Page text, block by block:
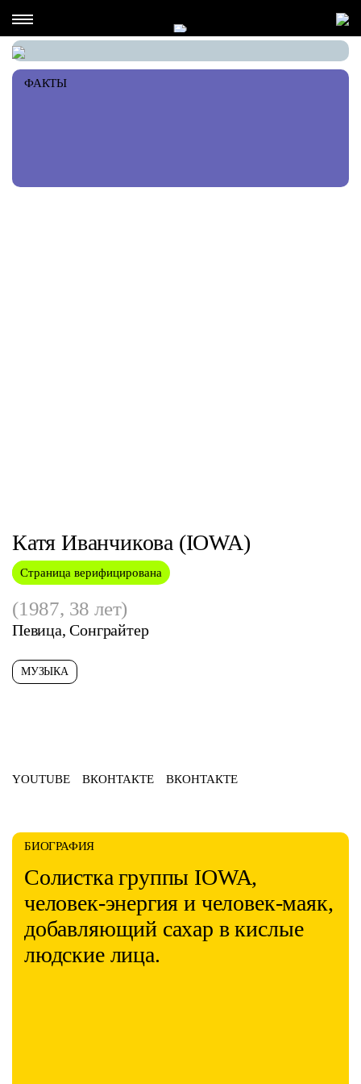
ФАКТЫ
Катя Иванчикова (IOWA)
@
Страница верифицирована
(1987, 38 лет)
Певица, Сонграйтер
МУЗЫКА
YOUTUBE ВКОНТАКТЕ ВКОНТАКТЕ
БИОГРАФИЯ
Солистка группы IOWA,
человек-энергия и человек-маяк,
добавляющий сахар в кислые
людские лица.